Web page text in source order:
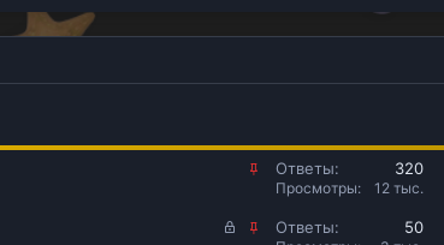
Ответы 320
Просмотры 12 тыс.
Ответы 50